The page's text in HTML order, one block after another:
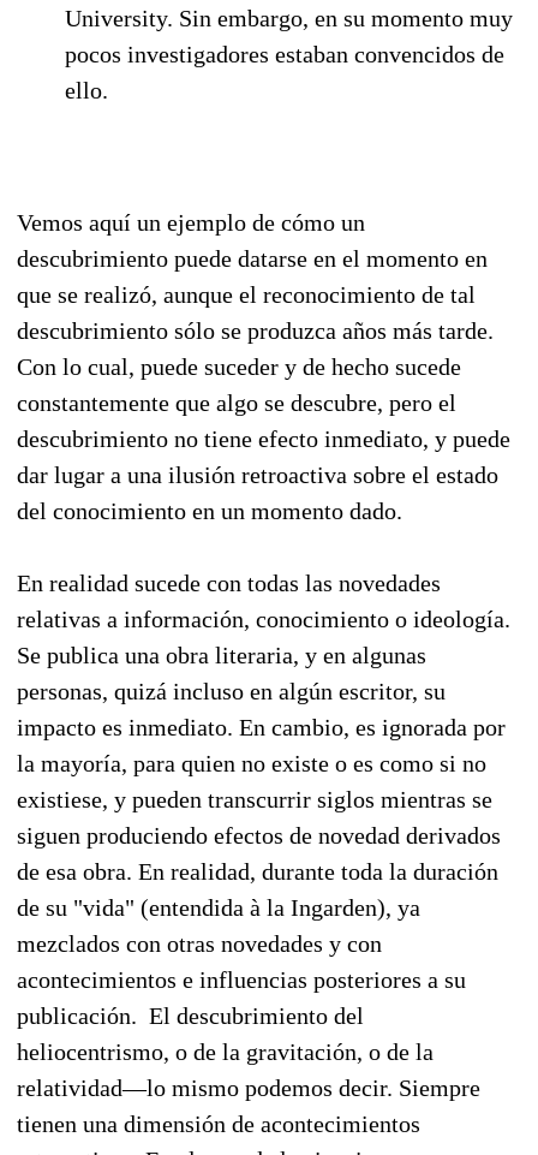
University. Sin embargo, en su momento muy
pocos investigadores estaban convencidos de
ello.
Vemos aquí un ejemplo de cómo un
descubrimiento puede datarse en el momento en
que se realizó, aunque el reconocimiento de tal
descubrimiento sólo se produzca años más tarde.
Con lo cual, puede suceder y de hecho sucede
constantemente que algo se descubre, pero el
descubrimiento no tiene efecto inmediato, y puede
dar lugar a una ilusión retroactiva sobre el estado
del conocimiento en un momento dado.
En realidad sucede con todas las novedades
relativas a información, conocimiento o ideología.
Se publica una obra literaria, y en algunas
personas, quizá incluso en algún escritor, su
impacto es inmediato. En cambio, es ignorada por
la mayoría, para quien no existe o es como si no
existiese, y pueden transcurrir siglos mientras se
siguen produciendo efectos de novedad derivados
de esa obra. En realidad, durante toda la duración
de su "vida" (entendida à la Ingarden), ya
mezclados con otras novedades y con
acontecimientos e influencias posteriores a su
publicación. El descubrimiento del
heliocentrismo, o de la gravitación, o de la
relatividad—lo mismo podemos decir. Siempre
tienen una dimensión de acontecimientos